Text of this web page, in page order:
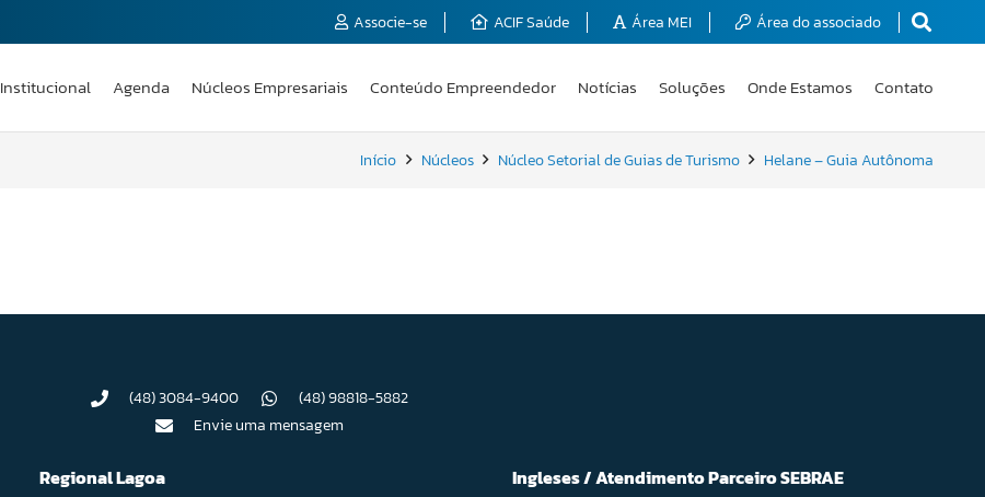
Associe-se ACIF Saúde Área MEI Área do associado
Institucional Agenda Núcleos Empresariais Conteúdo Empreendedor Notícias Soluções Onde Estamos Contato
Início Núcleos Núcleo Setorial de Guias de Turismo Helane – Guia Autônoma
(48) 3084-9400
(48) 98818-5882
Envie uma mensagem
Regional Lagoa Ingleses / Atendimento Parceiro SEBRAE